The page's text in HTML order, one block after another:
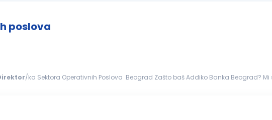
poslova
/ka Sektora Operativnih Poslova Beograd Zašto baš Addiko Banka Beograd? Mi smo netipična